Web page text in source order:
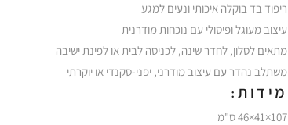
ריפוד בד בוקלה איכותי ונעים למגע
עיצוב מעוגל ופיסולי עם נוכחות מודרנית
מתאים לסלון, לחדר שינה, לכניסה לבית או לפינת ישיבה
משתלב נהדר עם עיצוב מודרני, יפני-סקנדי או יוקרתי
מידות:
107×41×46 ס"מ